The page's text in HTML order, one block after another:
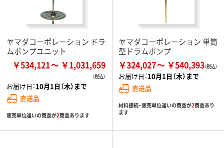
ヤマダコーポレーション ドラ
ムポンプユニット
￥534,121 ￥1,031,659
お届け日：10月1日（木）まで
直送品
販売単位違いの商品が2商品あります
ヤマダコーポレーション 単筒
型ドラムポンプ
￥324,027 ￥540,393
お届け日：10月1日（木）まで
直送品
材料接続・販売単位違いの商品が2商品あり
ます